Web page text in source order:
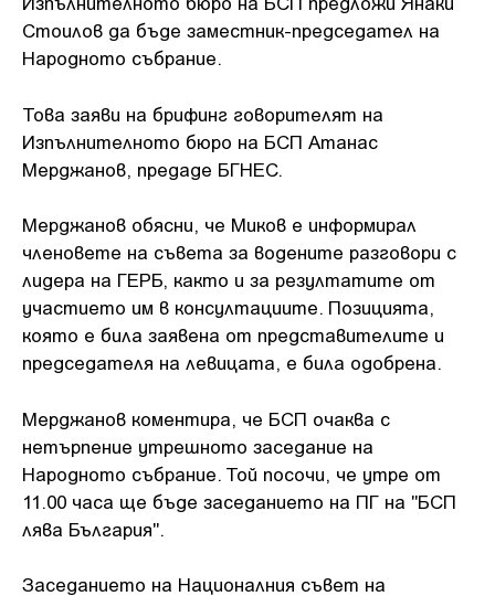
Стоилов да бъде заместник-председател на
Народното събрание.
Това заяви на брифинг говорителят на
Изпълнителното бюро на БСП Атанас
Мерджанов, предаде БГНЕС.
Мерджанов обясни, че Миков е информирал
членовете на съвета за водените разговори с
лидера на ГЕРБ, както и за резултатите от
участието им в консултациите. Позицията,
която е била заявена от представителите и
председателя на левицата, е била одобрена.
Мерджанов коментира, че БСП очаква с
нетърпение утрешното заседание на
Народното събрание. Той посочи, че утре от
11.00 часа ще бъде заседанието на ПГ на "БСП
лява България".
Заседанието на Националния съвет на